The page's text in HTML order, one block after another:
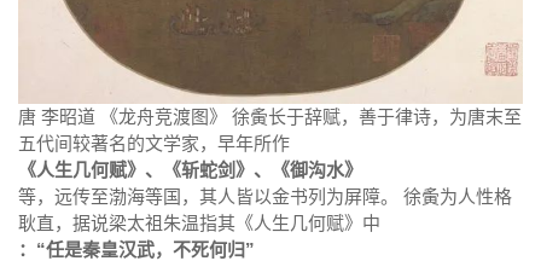
唐 李昭道 《龙舟竞渡图》 徐夤长于辞赋，善于律诗，为唐末至
五代间较著名的文学家，早年所作
《人生几何赋》、《斩蛇剑》、《御沟水》
等，远传至渤海等国，其人皆以金书列为屏障。 徐夤为人性格
耿直，据说梁太祖朱温指其《人生几何赋》中
：“任是秦皇汉武，不死何归”